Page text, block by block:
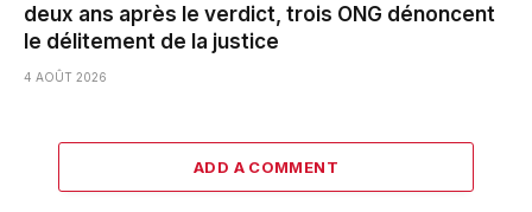
deux ans après le verdict, trois ONG dénoncent
le délitement de la justice
4 AOÛT 2026
ADD A COMMENT